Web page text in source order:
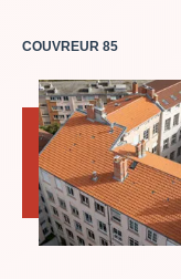
COUVREUR 85